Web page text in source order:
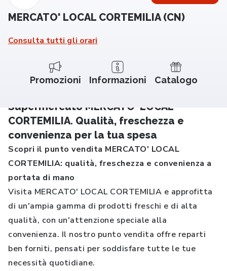
MERCATO' LOCAL CORTEMILIA (CN)
Consulta tutti gli orari
Promozioni Informazioni Catalogo
Supermercato MERCATO' LOCAL
CORTEMILIA. Qualità, freschezza e
convenienza per la tua spesa
Scopri il punto vendita MERCATO' LOCAL
CORTEMILIA: qualità, freschezza e convenienza a
portata di mano
Visita MERCATO' LOCAL CORTEMILIA e approfitta
di un'ampia gamma di prodotti freschi e di alta
qualità, con un'attenzione speciale alla
convenienza. Il nostro punto vendita offre reparti
ben forniti, pensati per soddisfare tutte le tue
necessità quotidiane.